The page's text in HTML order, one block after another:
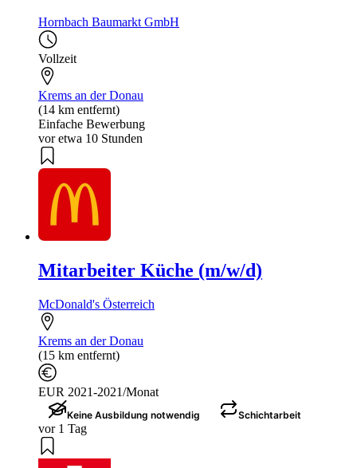
Hornbach Baumarkt GmbH
Vollzeit
Krems an der Donau
(14 km entfernt)
Einfache Bewerbung
vor etwa 10 Stunden
Mitarbeiter Küche (m/w/d)
McDonald's Österreich
Krems an der Donau
(15 km entfernt)
EUR 2021-2021/Monat
Keine Ausbildung notwendig Schichtarbeit
vor 1 Tag